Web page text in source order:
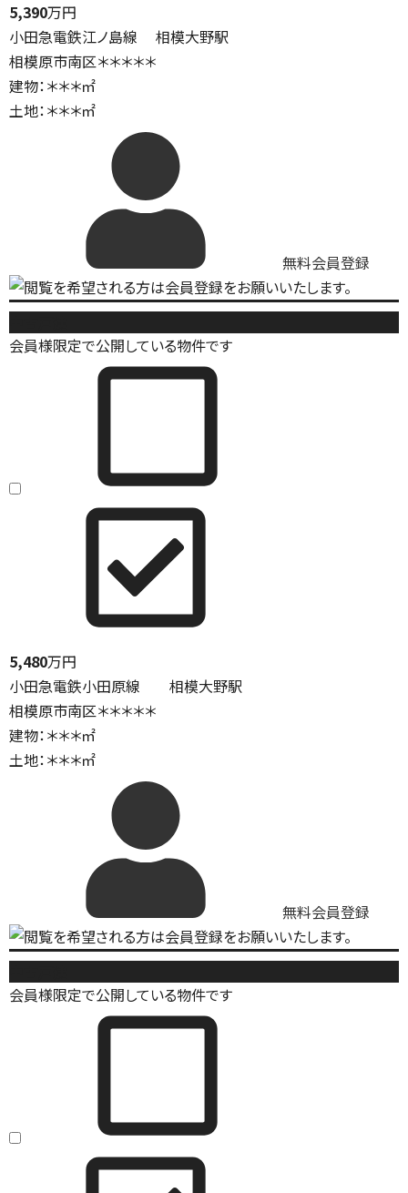
5,390万円
小田急電鉄江ノ島線 相模大野駅
相模原市南区＊＊＊＊＊
建物：＊＊＊㎡
土地：＊＊＊㎡
無料会員登録
会員様限定で公開している物件です
5,480万円
小田急電鉄小田原線 相模大野駅
相模原市南区＊＊＊＊＊
建物：＊＊＊㎡
土地：＊＊＊㎡
無料会員登録
会員様限定で公開している物件です